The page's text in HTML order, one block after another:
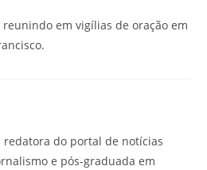
em vigílias de oração em
do portal de notícias
e pós-graduada em